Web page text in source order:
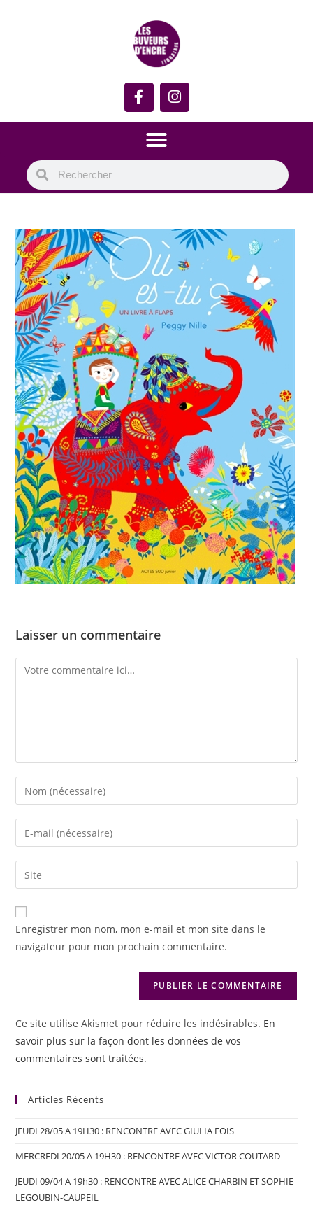
Laisser un commentaire
Enregistrer mon nom, mon e-mail et mon site dans le
navigateur pour mon prochain commentaire.
Ce site utilise Akismet pour réduire les indésirables. En
savoir plus sur la façon dont les données de vos
commentaires sont traitées.
Articles Récents
JEUDI 28/05 A 19H30 : RENCONTRE AVEC GIULIA FOÏS
MERCREDI 20/05 A 19H30 : RENCONTRE AVEC VICTOR COUTARD
JEUDI 09/04 A 19h30 : RENCONTRE AVEC ALICE CHARBIN ET SOPHIE
LEGOUBIN-CAUPEIL